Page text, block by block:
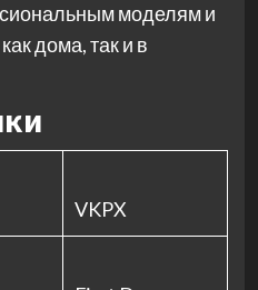
моделям и
дома, так и в
VKPX